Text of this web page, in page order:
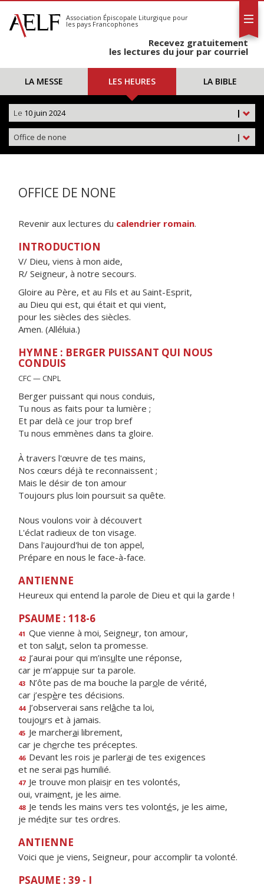
S'abonner
Calendrier
Association Épiscopale Liturgique pour
les pays Francophones
Recevez gratuitement
les lectures du jour par courriel
LA MESSE LES HEURES LA BIBLE
|
Le 10 juin 2024
|
Office de none
OFFICE DE NONE
Revenir aux lectures du calendrier romain.
INTRODUCTION
V/ Dieu, viens à mon aide,
R/ Seigneur, à notre secours.
Gloire au Père, et au Fils et au Saint-Esprit,
au Dieu qui est, qui était et qui vient,
pour les siècles des siècles.
Amen. (Alléluia.)
HYMNE : BERGER PUISSANT QUI NOUS
CONDUIS
CFC — CNPL
Berger puissant qui nous conduis,
Tu nous as faits pour ta lumière ;
Et par delà ce jour trop bref
Tu nous emmènes dans ta gloire.
À travers l'œuvre de tes mains,
Nos cœurs déjà te reconnaissent ;
Mais le désir de ton amour
Toujours plus loin poursuit sa quête.
Nous voulons voir à découvert
L'éclat radieux de ton visage.
Dans l'aujourd'hui de ton appel,
Prépare en nous le face-à-face.
ANTIENNE
Heureux qui entend la parole de Dieu et qui la garde !
PSAUME : 118-6
41 Que vienne à moi, Seigneur, ton amour,
et ton salut, selon ta promesse.
42 J’aurai pour qui m’insulte une réponse,
car je m’appuie sur ta parole.
43 N’ôte pas de ma bouche la parole de vérité,
car j’espère tes décisions.
44 J’observerai sans relâche ta loi,
toujours et à jamais.
45 Je marcherai librement,
car je cherche tes préceptes.
46 Devant les rois je parlerai de tes exigences
et ne serai pas humilié.
47 Je trouve mon plaisir en tes volontés,
oui, vraiment, je les aime.
48 Je tends les mains vers tes volontés, je les aime,
je médite sur tes ordres.
ANTIENNE
Voici que je viens, Seigneur, pour accomplir ta volonté.
PSAUME : 39 - I